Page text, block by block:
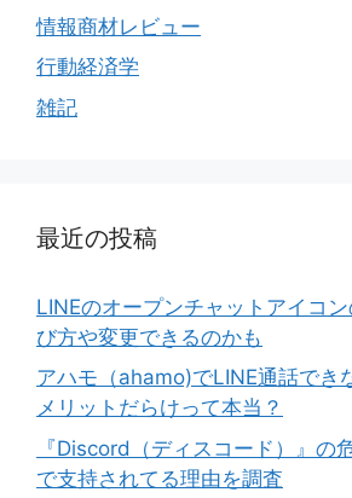
情報商材レビュー
行動経済学
雑記
最近の投稿
LINEのオープンチャットアイコ
び方や変更できるのかも
アハモ（ahamo)でLINE通話でき
メリットだらけって本当？
『Discord（ディスコード）』の
で支持されてる理由を調査